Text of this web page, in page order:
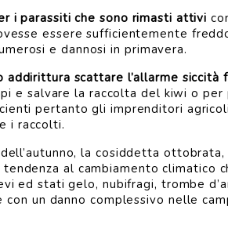
i parassiti che sono rimasti attivi
essere sufficientemente
e dannosi in primavera.
scattare l’allarme siccità
e salvare la raccolta del kiwi o
pertanto gli imprenditori
i raccolti.
la cosiddetta
al cambiamento
ed stati gelo, nubifragi, trombe
un danno complessivo nelle